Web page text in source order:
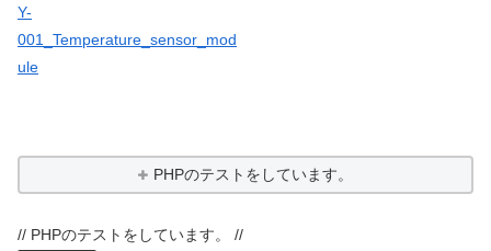
Y-
001_Temperature_sensor_mod
ule
PHPのテストをしています。
// PHPのテストをしています。 //